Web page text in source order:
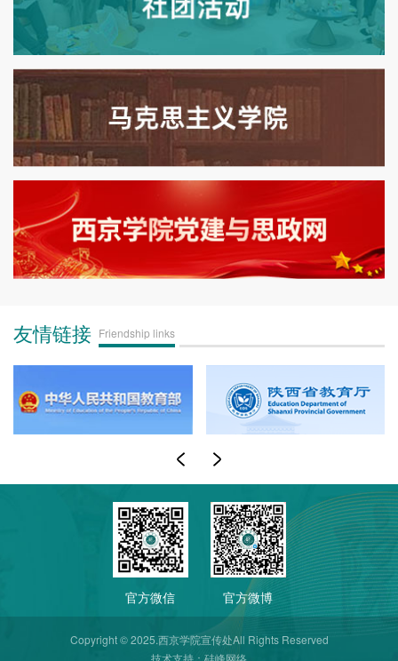
友情链接 Friendship links
官方微信 官方微博
Copyright © 2025.西京学院宣传处All Rights Reserved
技术支持： 硅峰网络